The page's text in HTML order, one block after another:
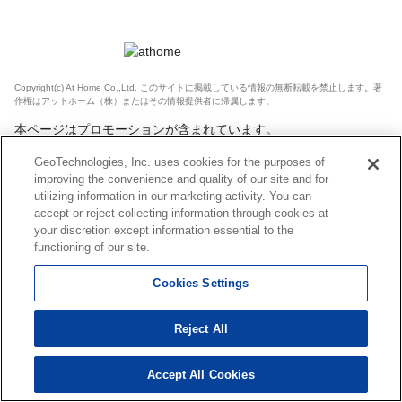
Copyright(c) At Home Co.,Ltd. このサイトに掲載している情報の無断転載を禁止します。著
作権はアットホーム（株）またはその情報提供者に帰属します。
本ページはプロモーションが含まれています。
GeoTechnologies, Inc. uses cookies for the purposes of
improving the convenience and quality of our site and for
utilizing information in our marketing activity. You can
accept or reject collecting information through cookies at
your discretion except information essential to the
functioning of our site.
Cookies Settings
Reject All
Accept All Cookies